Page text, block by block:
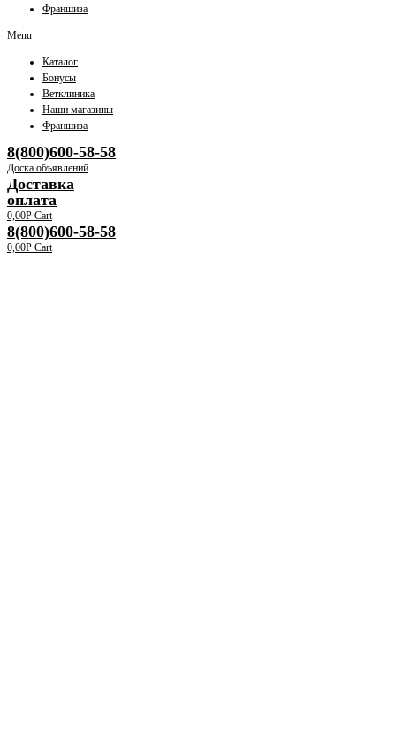
Франшиза
Menu
Каталог
Бонусы
Ветклиника
Наши магазины
Франшиза
8(800)600-58-58
Доска объявлений
Доставка
оплата
0,00Р Cart
8(800)600-58-58
0,00Р Cart